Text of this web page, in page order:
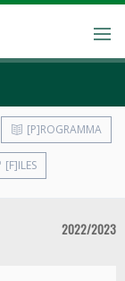
[P]ROGRAMMA
[F]ILES
2022/2023